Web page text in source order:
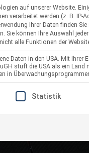
auf unserer Website.
verarbeitet werden (z. B.
Ihrer Daten finden Sie
Sie können Ihre Auswahl
alle Funktionen der
Daten in den USA. Mit
stuft die USA als ein
in
GRUPPEN, FÜR
Statistik